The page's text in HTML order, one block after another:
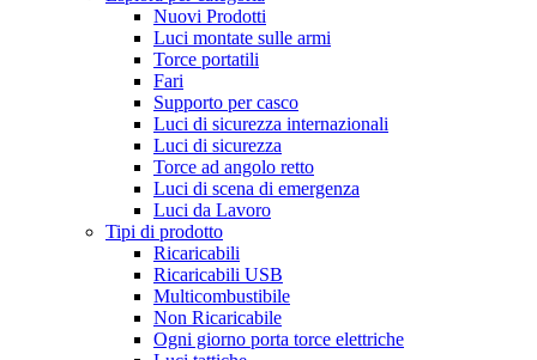
Nuovi Prodotti
Luci montate sulle armi
Torce portatili
Fari
Supporto per casco
Luci di sicurezza internazionali
Luci di sicurezza
Torce ad angolo retto
Luci di scena di emergenza
Luci da Lavoro
Tipi di prodotto
Ricaricabili
Ricaricabili USB
Multicombustibile
Non Ricaricabile
Ogni giorno porta torce elettriche